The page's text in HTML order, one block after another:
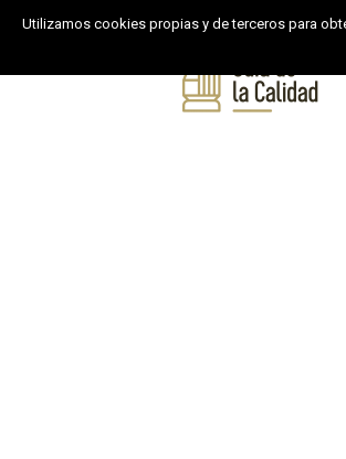
Utilizamos cookies propias y de terceros para